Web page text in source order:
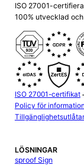
ISO 27001-
100% utvecklad
ISO 27001-certifikat
Policy för
LÖSNINGAR
sproof Sign